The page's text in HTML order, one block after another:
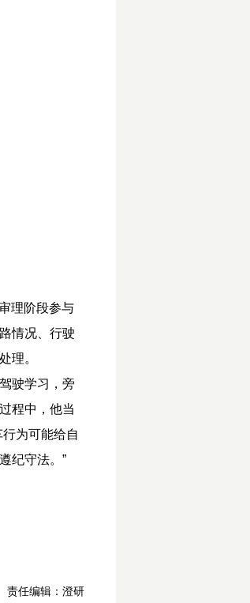
理阶段参与
情况、行驶
理。
驶学习，旁
程中，他当
为可能给自
纪守法。”
责任编辑：澄研